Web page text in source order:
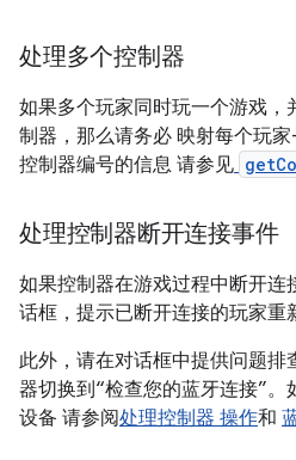
处理多个控制器
如果多个玩家同时玩一个游戏，
制器，那么请务必 映射每个玩
控制器编号的信息 请参见
处理控制器断开连接事件
如果控制器在游戏过程中断开连
话框，提示已断开连接的玩家重
此外，请在对话框中提供问题排
器切换到“检查您的蓝牙连接”
设备 请参阅处理控制器 操作和